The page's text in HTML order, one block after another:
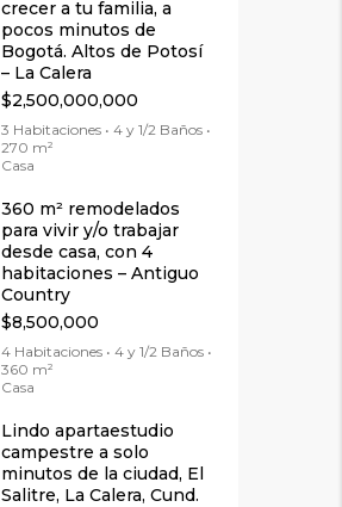
crecer a tu familia, a
pocos minutos de
Bogotá. Altos de Potosí
– La Calera
$2,500,000,000
3 Habitaciones • 4 y 1/2 Baños •
270 m²
Casa
360 m² remodelados
para vivir y/o trabajar
desde casa, con 4
habitaciones – Antiguo
Country
$8,500,000
4 Habitaciones • 4 y 1/2 Baños •
360 m²
Casa
Lindo apartaestudio
campestre a solo
minutos de la ciudad, El
Salitre, La Calera, Cund.